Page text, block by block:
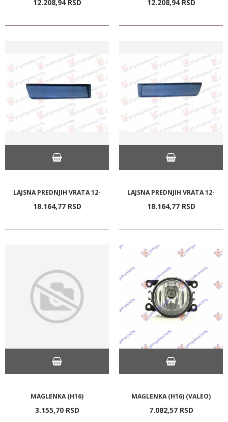
12.208,94 RSD 12.208,94 RSD
LAJSNA PREDNJIH VRATA 12-
18.164,77 RSD
LAJSNA PREDNJIH VRATA 12-
18.164,77 RSD
MAGLENKA (H16)
3.155,70 RSD
MAGLENKA (H16) (VALEO)
7.082,57 RSD